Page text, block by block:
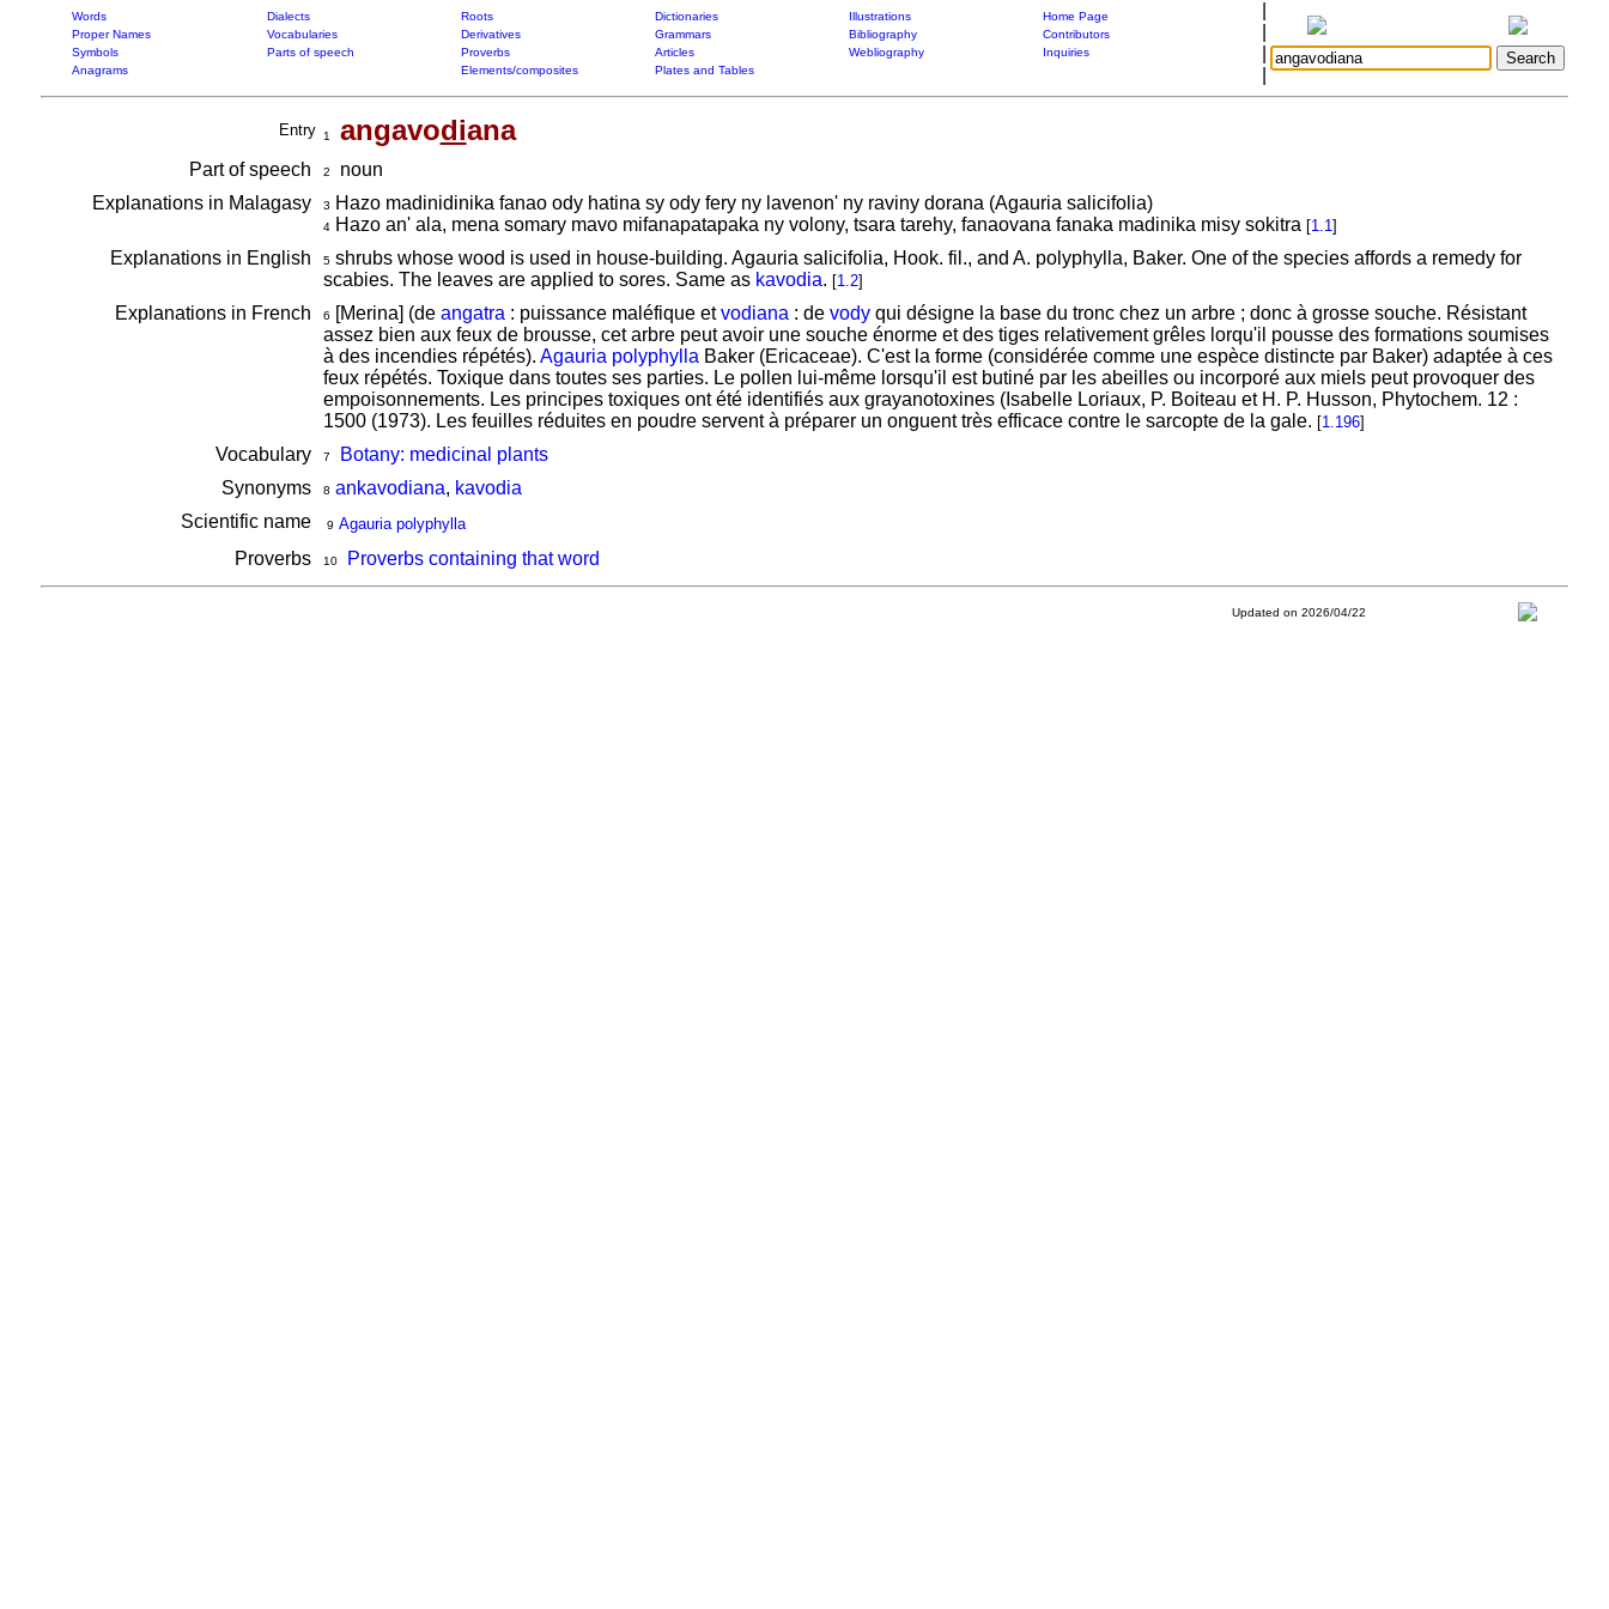
Words Dialects Roots Dictionaries Illustrations
Home Page
Proper Names
Vocabularies Derivatives Grammars Bibliography
Contributors
Symbols
Parts of speech Proverbs Articles Webliography
Inquiries
Anagrams
Elements/composites Plates and Tables
Entry 1 angavodiana
Part of speech 2
noun
Explanations in Malagasy
3 Hazo madinidinika fanao ody hatina sy ody fery ny lavenon' ny raviny dorana (Agauria salicifolia)
4Hazo an' ala, mena somary mavo mifanapatapaka ny volony, tsara tarehy, fanaovana fanaka madinika misy sokitra [1.1]
Explanations in English 5shrubs whose wood is used in house-building. Agauria salicifolia, Hook. fil., and A. polyphylla, Baker. One of the species affords a remedy for
scabies. The leaves are applied to sores. Same as kavodia. [1.2]
Explanations in French 6 [Merina] (de angatra : puissance maléfique etvodiana : de vodyqui désigne la base du tronc chez un arbre ; donc à grosse souche. Résistant
assez bien aux feux de brousse, cet arbre peut avoir une souche énorme et des tiges relativement grêles lorqu'il pousse des formations soumises
à des incendies répétés). Agauria polyphylla Baker (Ericaceae). C'est la forme (considérée comme une espèce distincte par Baker) adaptée à ces
feux répétés. Toxique dans toutes ses parties. Le pollen lui-même lorsqu'il est butiné par les abeilles ou incorporé aux miels peut provoquer des
empoisonnements. Les principes toxiques ont été identifiés aux grayanotoxines (Isabelle Loriaux, P. Boiteau et H. P. Husson, Phytochem. 12 :
1500 (1973). Les feuilles réduites en poudre servent à préparer un onguent très efficace contre le sarcopte de la gale. [1.196]
Vocabulary 7
Botany: medicinal plants
Synonyms
8 ankavodiana, kavodia
Scientific name
9 Agauria polyphylla
Proverbs 10 Proverbs containing that word
Updated on 2026/04/22